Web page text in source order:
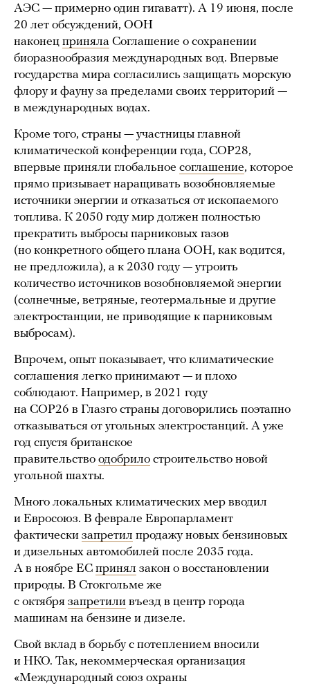
АЭС — примерно один гигаватт). А 19 июня, после
20 лет обсуждений, ООН
наконец приняла Соглашение о сохранении
биоразнообразия международных вод. Впервые
государства мира согласились защищать морскую
флору и фауну за пределами своих территорий —
в международных водах.
Кроме того, страны — участницы главной
климатической конференции года, COP28,
впервые приняли глобальное соглашение, которое
прямо призывает наращивать возобновляемые
источники энергии и отказаться от ископаемого
топлива. К 2050 году мир должен полностью
прекратить выбросы парниковых газов
(но конкретного общего плана ООН, как водится,
не предложила), а к 2030 году — утроить
количество источников возобновляемой энергии
(солнечные, ветряные, геотермальные и другие
электростанции, не приводящие к парниковым
выбросам).
Впрочем, опыт показывает, что климатические
соглашения легко принимают — и плохо
соблюдают. Например, в 2021 году
на COP26 в Глазго страны договорились поэтапно
отказываться от угольных электростанций. А уже
год спустя британское
правительство одобрило строительство новой
угольной шахты.
Много локальных климатических мер вводил
и Евросоюз. В феврале Европарламент
фактически запретил продажу новых бензиновых
и дизельных автомобилей после 2035 года.
А в ноябре ЕС принял закон о восстановлении
природы. В Стокгольме же
с октября запретили въезд в центр города
машинам на бензине и дизеле.
Свой вклад в борьбу с потеплением вносили
и НКО. Так, некоммерческая организация
«Международный союз охраны